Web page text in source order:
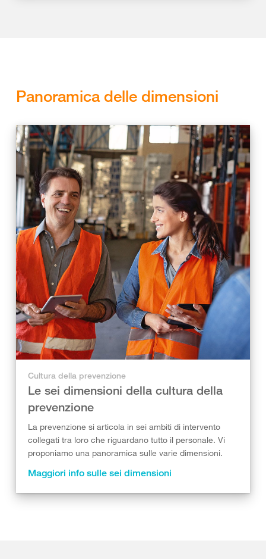
Panoramica delle dimensioni
Cultura della prevenzione
Le sei dimensioni della cultura della
prevenzione
La prevenzione si articola in sei ambiti di intervento
collegati tra loro che riguardano tutto il personale. Vi
proponiamo una panoramica sulle varie dimensioni.
Maggiori info sulle sei dimensioni